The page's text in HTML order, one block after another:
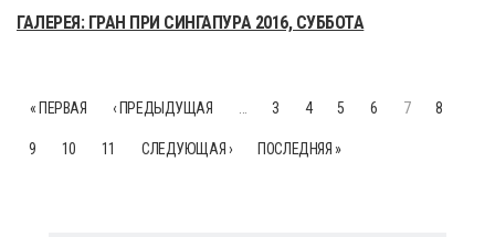
ГАЛЕРЕЯ: ГРАН ПРИ СИНГАПУРА 2016, СУББОТА
« ПЕРВАЯ ‹ ПРЕДЫДУЩАЯ 3 4 5 6 7 8
9 10 11 СЛЕДУЮЩАЯ › ПОСЛЕДНЯЯ »